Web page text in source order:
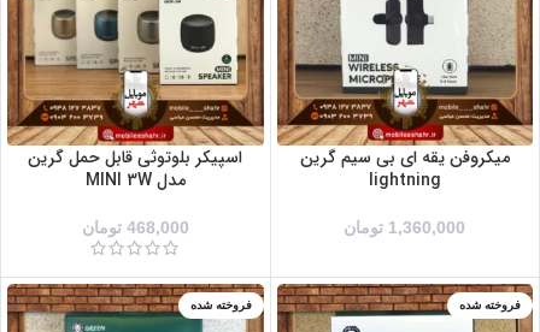
میکروفن یقه ای بی سیم گرین
lightning
1,360,000 تومان
مشکی
نقره ای
اسپیکر بلوتوثی قابل حمل گرین
مدل MINI 3W
468,000 تومان
فروخته شده فروخته شده